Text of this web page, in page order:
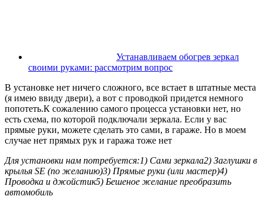
Устанавливаем обогрев зеркал
своими руками: рассмотрим вопрос
В установке нет ничего сложного, все встает в штатные места
(я имею ввиду двери), а вот с проводкой придется немного
попотеть.К сожалению самого процесса установки нет, но
есть схема, по которой подключали зеркала. Если у вас
прямые руки, можете сделать это сами, в гараже. Но в моем
случае нет прямых рук и гаража тоже нет
Для установки нам потребуется:1) Сами зеркала2) Заглушки в
крылья SE (по желанию)3) Прямые руки (или мастер)4)
Проводка и джойстик5) Бешеное желание преобразить
автомобиль